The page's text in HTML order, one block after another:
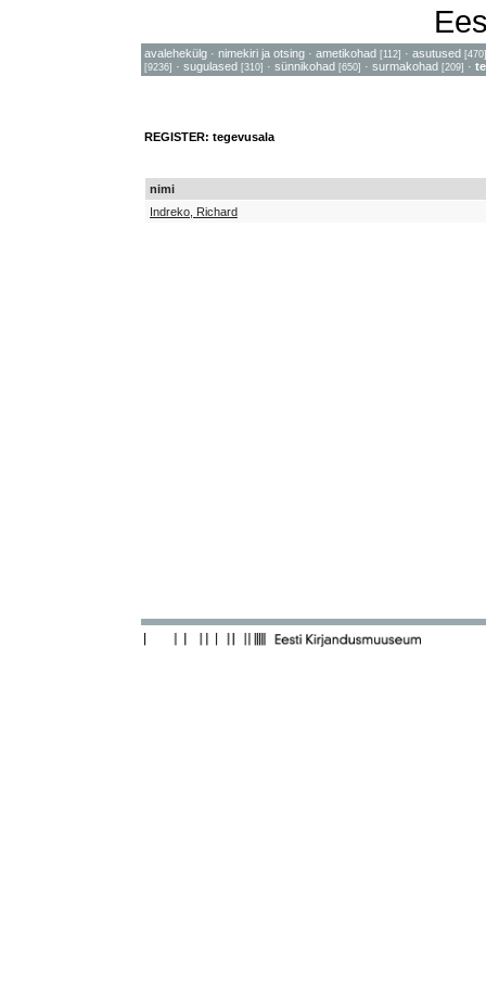
avalehekülg · nimekiri ja otsing · ametikohad [112] · asutused [470]
[9236] · sugulased [310] · sünnikohad [650] · surmakohad [209] ·
REGISTER: tegevusala
nimi
Indreko, Richard